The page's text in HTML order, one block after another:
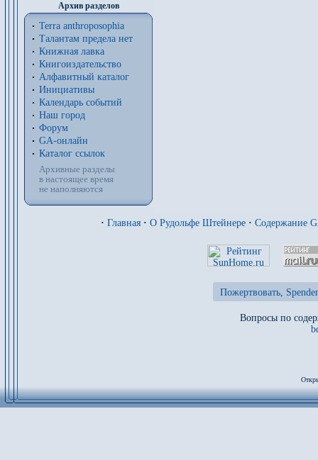
Архив разделов
Terra anthroposophia
Талантам предела нет
Книжная лавка
Книгоиздательство
Алфавитный каталог
Инициативы
Календарь событий
Наш город
Форум
GA-онлайн
Каталог ссылок
Архивные разделы
в настоящее время
не наполняются
· Главная · О Рудольфе Штейнере · Содержание
Пожертвовать,
Вопросы по